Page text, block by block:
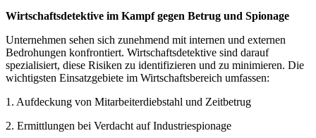
Wirtschaftsdetektive im Kampf gegen Betrug und Spionage
Unternehmen sehen sich zunehmend mit internen und externen
Bedrohungen konfrontiert. Wirtschaftsdetektive sind darauf
spezialisiert, diese Risiken zu identifizieren und zu minimieren. Die
wichtigsten Einsatzgebiete im Wirtschaftsbereich umfassen:
1. Aufdeckung von Mitarbeiterdiebstahl und Zeitbetrug
2. Ermittlungen bei Verdacht auf Industriespionage